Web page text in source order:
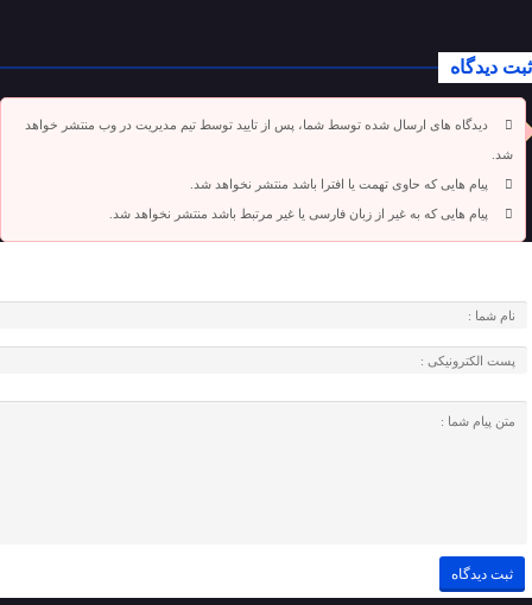
ثبت دیدگاه
دیدگاه های ارسال شده توسط شما، پس از تایید توسط تیم مدیریت در وب منتشر خواهد
شد.
پیام هایی که حاوی تهمت یا افترا باشد منتشر نخواهد شد.
پیام هایی که به غیر از زبان فارسی یا غیر مرتبط باشد منتشر نخواهد شد.